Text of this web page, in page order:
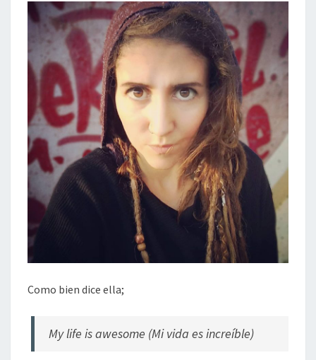
Como bien dice ella;
My life is awesome (Mi vida es increíble)